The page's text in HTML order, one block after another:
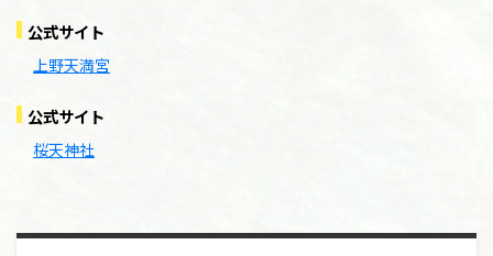
公式サイト
上野天満宮
公式サイト
桜天神社